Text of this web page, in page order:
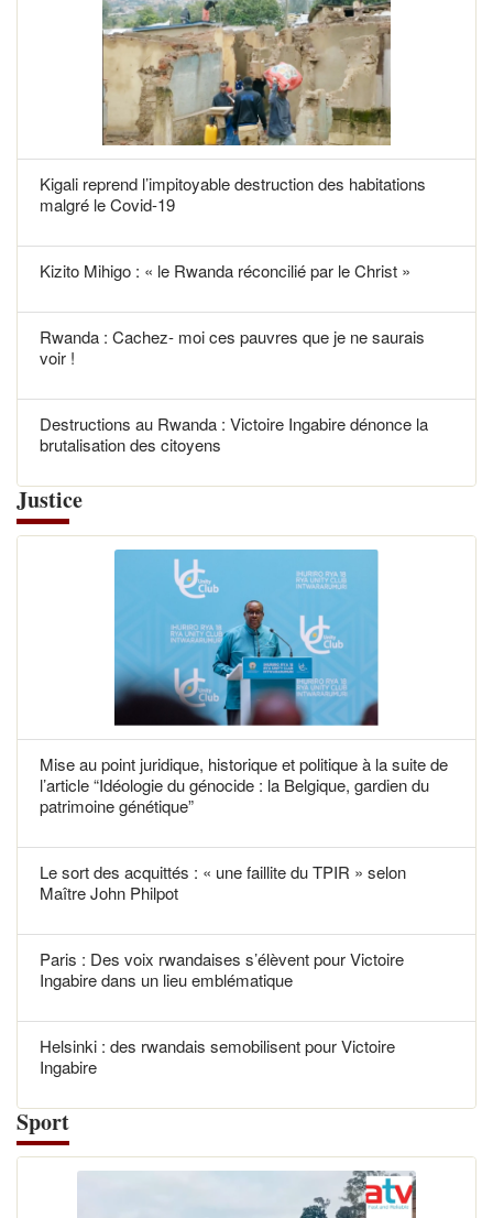
Kigali reprend l’impitoyable destruction des habitations
malgré le Covid-19
Kizito Mihigo : « le Rwanda réconcilié par le Christ »
Rwanda : Cachez- moi ces pauvres que je ne saurais
voir !
Destructions au Rwanda : Victoire Ingabire dénonce la
brutalisation des citoyens
Justice
Mise au point juridique, historique et politique à la suite de
l’article “Idéologie du génocide : la Belgique, gardien du
patrimoine génétique”
Le sort des acquittés : « une faillite du TPIR » selon
Maître John Philpot
Paris : Des voix rwandaises s’élèvent pour Victoire
Ingabire dans un lieu emblématique
Helsinki : des rwandais semobilisent pour Victoire
Ingabire
Sport